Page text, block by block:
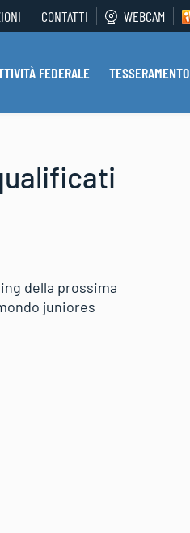
CONTATTI WEBCAM
FEDERALE TESSERAMENTO
della prossima
juniores